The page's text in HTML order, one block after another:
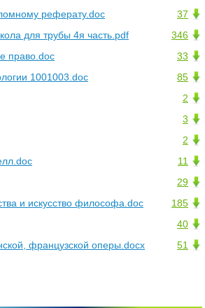
37
реферату.doc
346
для трубы 4я часть.pdf
33
право.doc
85
1001003.doc
2
3
2
11
29
185
и искусство философа.doc
40
51
французской оперы.docx